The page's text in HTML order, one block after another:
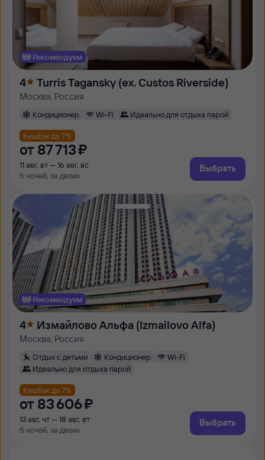
Рекомендуем
4 Turris Tagansky (ex. Custos Riverside)
Москва, Россия
Кондиционер Wi-Fi Идеально для отдыха парой
Кешбэк до 7%
от 87 ⁠713 ⁠₽
11 авг, вт — 16 авг, вс
5 ночей, за двоих
Выбрать
Рекомендуем
4 Измайлово Альфа (Izmailovo Alfa)
Москва, Россия
Отдых с детьми Кондиционер
Wi-Fi
Идеально для отдыха парой
Кешбэк до 7%
от 83 ⁠606 ⁠₽
13 авг, чт — 18 авг, вт
5 ночей, за двоих
Выбрать